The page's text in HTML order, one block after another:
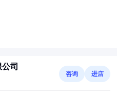
司
咨询 进店